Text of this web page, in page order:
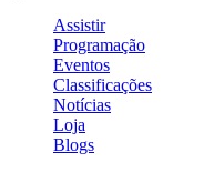
Assistir
Programação
Eventos
Classificações
Notícias
Loja
Blogs